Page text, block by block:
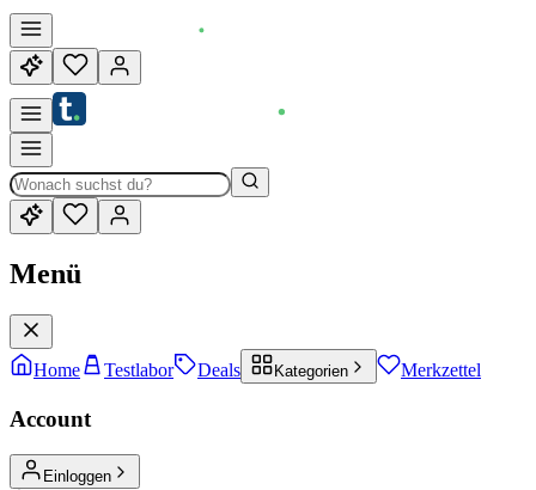
Menü
Home Testlabor Deals Kategorien Merkzettel
Account
Einloggen